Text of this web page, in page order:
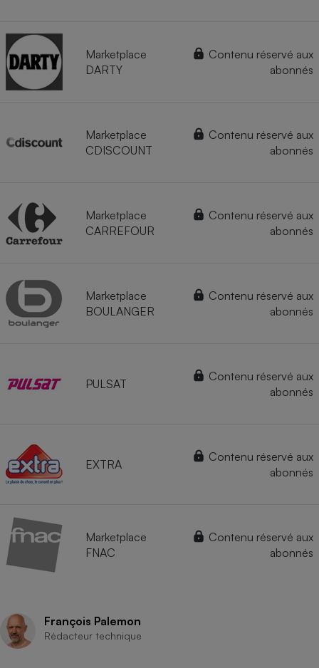
Marketplace
DARTY
Contenu réservé aux
abonnés
Marketplace
CDISCOUNT
Contenu réservé aux
abonnés
Marketplace
CARREFOUR
Contenu réservé aux
abonnés
Marketplace
BOULANGER
Contenu réservé aux
abonnés
PULSAT
Contenu réservé aux
abonnés
EXTRA
Contenu réservé aux
abonnés
Marketplace
FNAC
Contenu réservé aux
abonnés
François Palemon
Rédacteur technique